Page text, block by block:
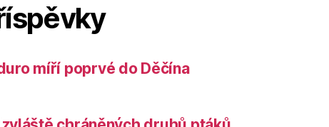
míří poprvé do Děčína